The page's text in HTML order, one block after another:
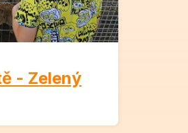
- Zelený